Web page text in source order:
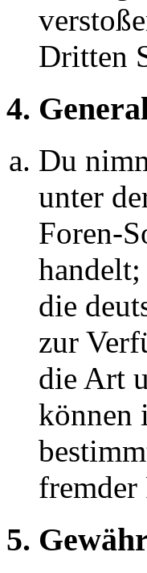
Dritten
4.
Du
unter
Foren-
die
zur
die Art
können
fremder
5.